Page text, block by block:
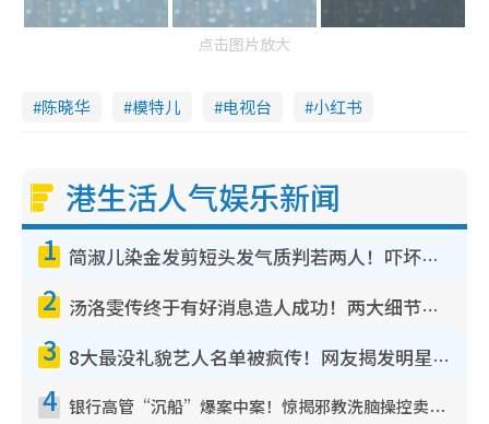
点击图片放大
陈晓华 模特儿 电视台 小红书
港生活人气娱乐新闻
1 简淑儿染金发剪短头发气质判若两人！吓坏老公麦大力都认不出：“你做什么？”
2 汤洛雯传终于有好消息造人成功！两大细节曝孕味极浓引猜测：大肚婆先会咁！
3 8大最没礼貌艺人名单被疯传！网友揭发明星真面目，一致数落这一位是无品天花板？
4 银行高管“沉船”爆案中案！惊揭邪教洗脑操控卖淫被吞600万，幕后黑手讲多错多